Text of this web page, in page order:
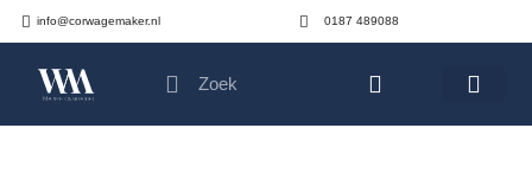
naar
inhoud
info@corwagemaker.nl 0187 489088
Cart